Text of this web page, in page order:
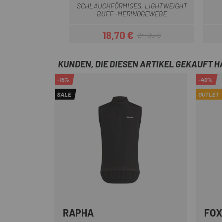
SCHLAUCHFÖRMIGES, LIGHTWEIGHT
BUFF -MERINOGEWEBE
Preis
18,70 €Regulärer Preis
24,95 €
KUNDEN, DIE DIESEN ARTIKEL GEKAUFT
-15%
SALE
RAPHA
-40%
OUTLET